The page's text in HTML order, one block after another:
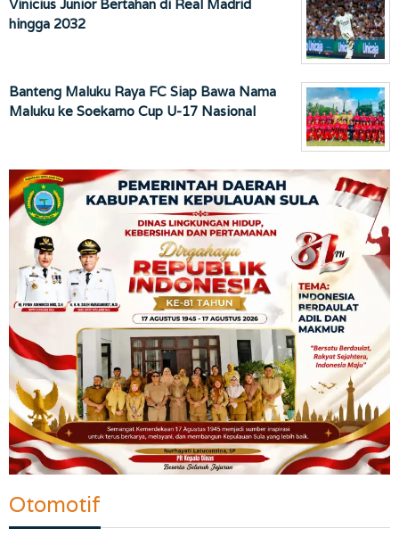
Vinicius Junior Bertahan di Real Madrid
hingga 2032
Banteng Maluku Raya FC Siap Bawa Nama
Maluku ke Soekarno Cup U-17 Nasional
Otomotif